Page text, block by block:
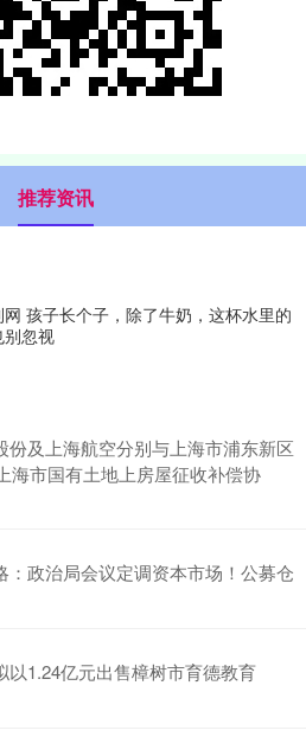
推荐资讯
网 孩子长个子，除了牛奶，这杯水里的
别忽视
份及上海航空分别与上海市浦东新区
海市国有土地上房屋征收补偿协
：政治局会议定调资本市场！公募仓
以1.24亿元出售樟树市育德教育